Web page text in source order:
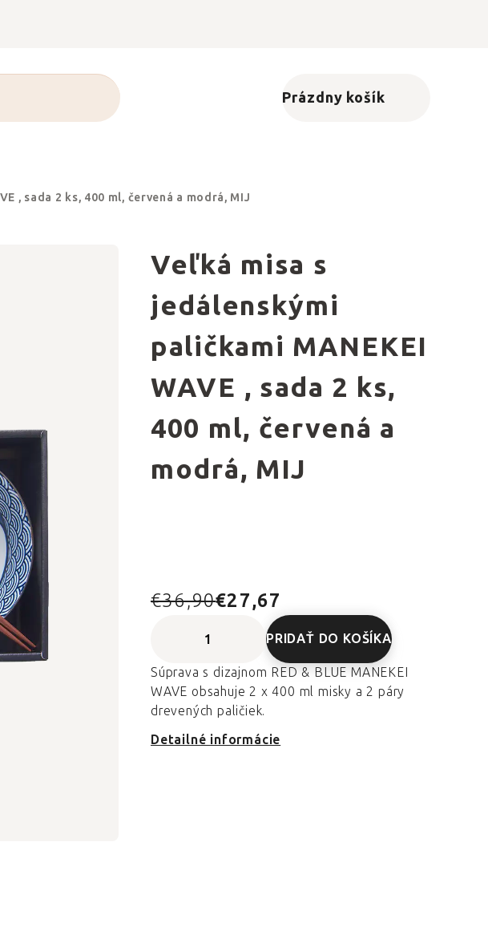
Nákupný košík
Prázdny košík
, sada 2 ks, 400 ml, červená a modrá, MIJ
Veľká misa s
jedálenskými
paličkami MANEKEI
WAVE , sada 2 ks,
400 ml, červená a
modrá, MIJ
€36,90€27,67
PRIDAŤ DO KOŠÍKA
Súprava s dizajnom RED & BLUE MANEKEI
WAVE obsahuje 2 x 400 ml misky a 2 páry
drevených paličiek.
Detailné informácie